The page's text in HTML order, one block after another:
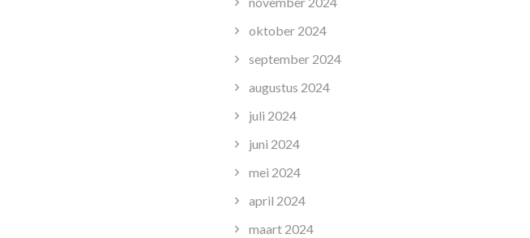
oktober 2024
september 2024
augustus 2024
juli 2024
juni 2024
mei 2024
april 2024
maart 2024